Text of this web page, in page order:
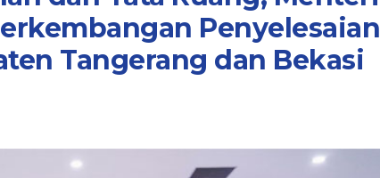
Penyelesaian
Tangerang dan Bekasi